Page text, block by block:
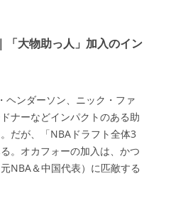
「大物助っ人」加入のイン
ヘンダーソン、ニック・ファ
ナーなどインパクトのある助
だが、「NBAドラフト全体3
。オカフォーの加入は、かつ
NBA＆中国代表）に匹敵する